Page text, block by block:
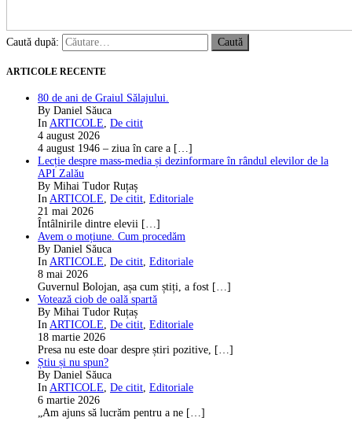
Caută după:
ARTICOLE RECENTE
80 de ani de Graiul Sălajului.
By Daniel Săuca
In ARTICOLE, De citit
4 august 2026
4 august 1946 – ziua în care a […]
Lecție despre mass-media și dezinformare în rândul elevilor de la
API Zalău
By Mihai Tudor Ruțaș
In ARTICOLE, De citit, Editoriale
21 mai 2026
Întâlnirile dintre elevii […]
Avem o moțiune. Cum procedăm
By Daniel Săuca
In ARTICOLE, De citit, Editoriale
8 mai 2026
Guvernul Bolojan, așa cum știți, a fost […]
Votează ciob de oală spartă
By Mihai Tudor Ruțaș
In ARTICOLE, De citit, Editoriale
18 martie 2026
Presa nu este doar despre știri pozitive, […]
Știu și nu spun?
By Daniel Săuca
In ARTICOLE, De citit, Editoriale
6 martie 2026
„Am ajuns să lucrăm pentru a ne […]